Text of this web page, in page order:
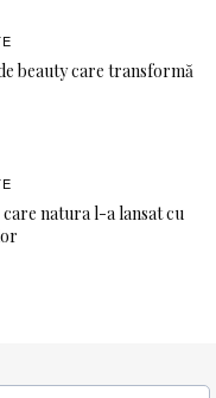
beauty care transformă
natura l-a lansat cu